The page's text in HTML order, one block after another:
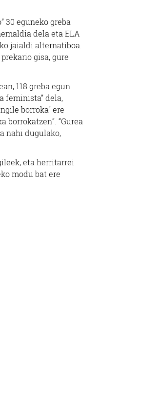
30 eguneko greba
dela eta ELA
jaialdi alternatiboa.
gisa, gure
118 greba egun
feminista” dela,
borroka” ere
“Gurea
nahi dugulako,
eta herritarrei
modu bat ere